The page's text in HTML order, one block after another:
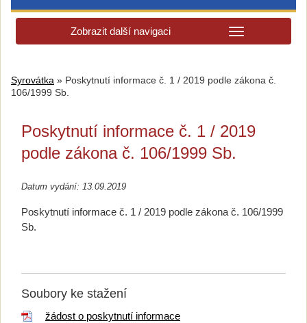
Zobrazit další navigaci
Syrovátka » Poskytnutí informace č. 1 / 2019 podle zákona č.
106/1999 Sb.
Poskytnutí informace č. 1 / 2019
podle zákona č. 106/1999 Sb.
Datum vydání: 13.09.2019
Poskytnutí informace č. 1 / 2019 podle zákona č. 106/1999
Sb.
Soubory ke stažení
žádost o poskytnutí informace